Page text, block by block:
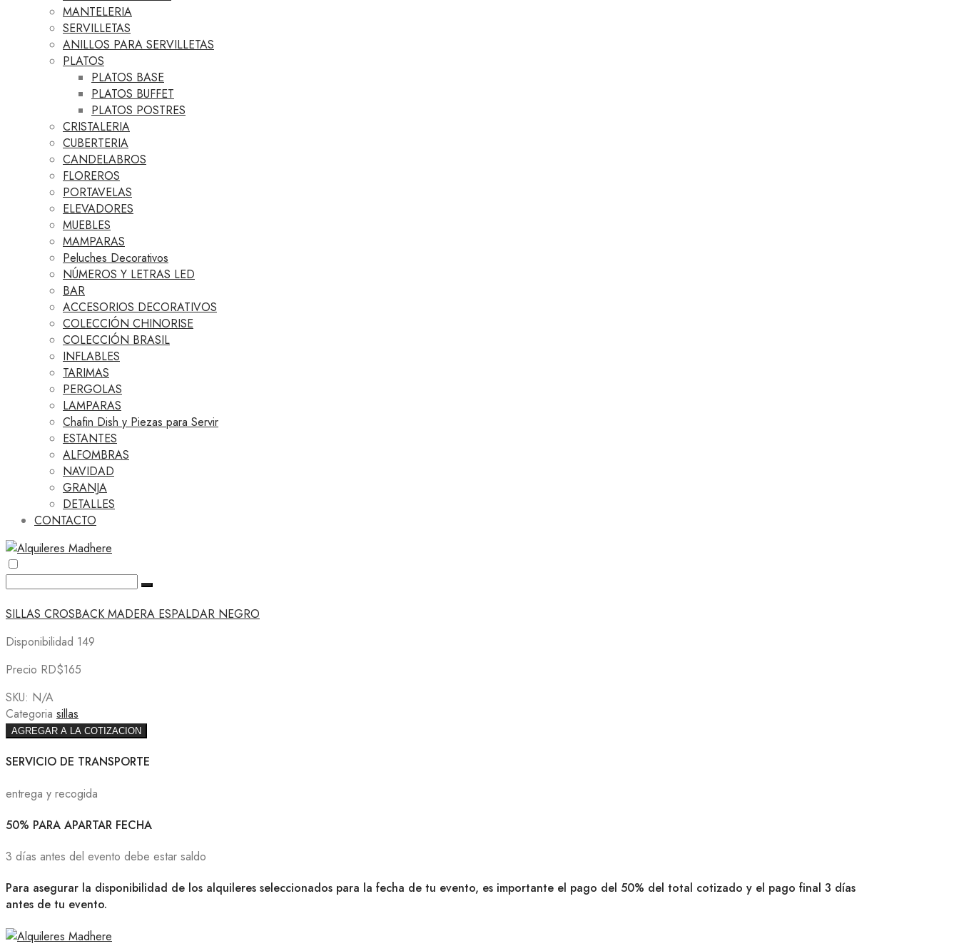
MANTELERIA
SERVILLETAS
ANILLOS PARA SERVILLETAS
PLATOS
PLATOS BASE
PLATOS BUFFET
PLATOS POSTRES
CRISTALERIA
CUBERTERIA
CANDELABROS
FLOREROS
PORTAVELAS
ELEVADORES
MUEBLES
MAMPARAS
Peluches Decorativos
NÚMEROS Y LETRAS LED
BAR
ACCESORIOS DECORATIVOS
COLECCIÓN CHINORISE
COLECCIÓN BRASIL
INFLABLES
TARIMAS
PERGOLAS
LAMPARAS
Chafin Dish y Piezas para Servir
ESTANTES
ALFOMBRAS
NAVIDAD
GRANJA
DETALLES
CONTACTO
SILLAS CROSBACK MADERA ESPALDAR NEGRO
Disponibilidad 149
Precio RD$165
SKU: N/A
Categoria sillas
AGREGAR A LA COTIZACION
SERVICIO DE TRANSPORTE
entrega y recogida
50% PARA APARTAR FECHA
3 días antes del evento debe estar saldo
Para asegurar la disponibilidad de los alquileres seleccionados para la fecha de tu evento, es importante el pago del 50% del total cotizado y el pago final 3 días
antes de tu evento.